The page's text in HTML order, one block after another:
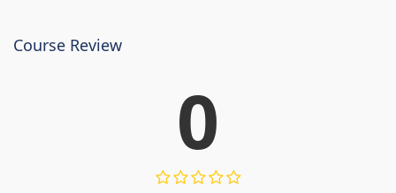
Course Review
0